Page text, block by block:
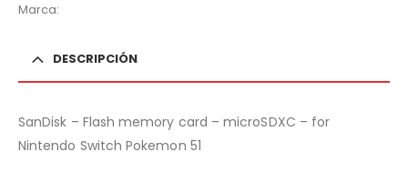
Marca:
DESCRIPCIÓN
SanDisk – Flash memory card – microSDXC – for
Nintendo Switch Pokemon 51